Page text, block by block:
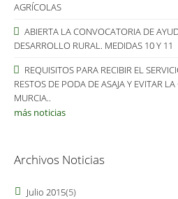
AGRÍCOLAS
ABIERTA LA CONVOCATORIA DE
DESARROLLO RURAL. MEDIDAS 10 Y 11
REQUISITOS PARA RECIBIR EL
RESTOS DE PODA DE ASAJA Y EVITAR
MURCIA..
más noticias
Archivos Noticias
Julio 2015(5)